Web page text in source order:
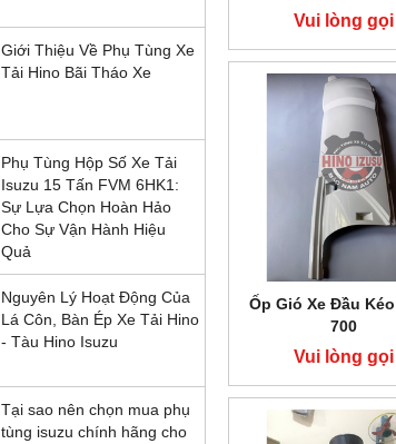
Giới Thiệu Về Phụ Tùng Xe
Tải Hino Bãi Tháo Xe
Phụ Tùng Hộp Số Xe Tải
Isuzu 15 Tấn FVM 6HK1:
Sự Lựa Chọn Hoàn Hảo
Cho Sự Vận Hành Hiệu
Quả
Nguyên Lý Hoạt Động Của
Lá Côn, Bàn Ép Xe Tải Hino
- Tàu Hino Isuzu
Tại sao nên chọn mua phụ
tùng isuzu chính hãng cho
Vui lòng gọi
Ốp Gió Xe Đầu
700
Vui lòng gọi